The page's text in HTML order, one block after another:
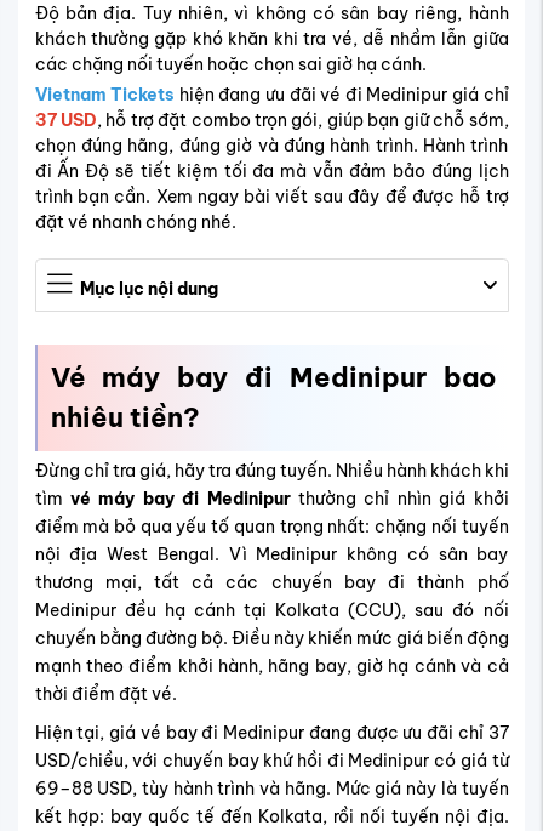
Độ bản địa. Tuy nhiên, vì không có sân bay riêng, hành
khách thường gặp khó khăn khi tra vé, dễ nhầm lẫn giữa
các chặng nối tuyến hoặc chọn sai giờ hạ cánh.
Vietnam Tickets hiện đang ưu đãi vé đi Medinipur giá chỉ
37 USD, hỗ trợ đặt combo trọn gói, giúp bạn giữ chỗ sớm,
chọn đúng hãng, đúng giờ và đúng hành trình. Hành trình
đi Ấn Độ sẽ tiết kiệm tối đa mà vẫn đảm bảo đúng lịch
trình bạn cần. Xem ngay bài viết sau đây để được hỗ trợ
đặt vé nhanh chóng nhé.
Mục lục nội dung
Vé máy bay đi Medinipur bao
nhiêu tiền?
Đừng chỉ tra giá, hãy tra đúng tuyến. Nhiều hành khách khi
tìm vé máy bay đi Medinipurthường chỉ nhìn giá khởi
điểm mà bỏ qua yếu tố quan trọng nhất: chặng nối tuyến
nội địa West Bengal. Vì Medinipur không có sân bay
thương mại, tất cả các chuyến bay đi thành phố
Medinipur đều hạ cánh tại Kolkata (CCU), sau đó nối
chuyến bằng đường bộ. Điều này khiến mức giá biến động
mạnh theo điểm khởi hành, hãng bay, giờ hạ cánh và cả
thời điểm đặt vé.
Hiện tại, giá vé bay đi Medinipur đang được ưu đãi chỉ 37
USD/chiều, với chuyến bay khứ hồi đi Medinipur có giá từ
69–88 USD, tùy hành trình và hãng. Mức giá này là tuyến
kết hợp: bay quốc tế đến Kolkata, rồi nối tuyến nội địa.